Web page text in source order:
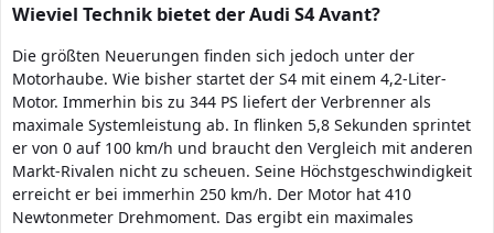
Wieviel Technik bietet der Audi S4 Avant?
Die größten Neuerungen finden sich jedoch unter der
Motorhaube. Wie bisher startet der S4 mit einem 4,2-Liter-
Motor. Immerhin bis zu 344 PS liefert der Verbrenner als
maximale Systemleistung ab. In flinken 5,8 Sekunden sprintet
er von 0 auf 100 km/h und braucht den Vergleich mit anderen
Markt-Rivalen nicht zu scheuen. Seine Höchstgeschwindigkeit
erreicht er bei immerhin 250 km/h. Der Motor hat 410
Newtonmeter Drehmoment. Das ergibt ein maximales